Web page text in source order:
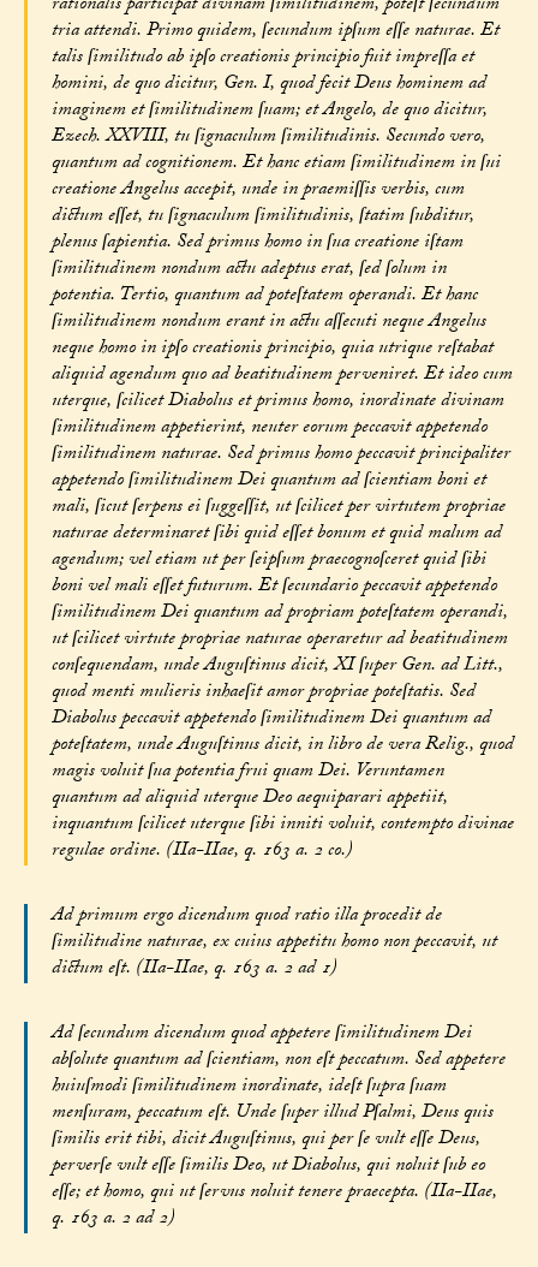
tria attendi. Primo quidem, ſecundum ipſum eſſe naturae. Et
talis ſimilitudo ab ipſo creationis principio fuit impreſſa et
homini, de quo dicitur, Gen. I, quod fecit Deus hominem ad
imaginem et ſimilitudinem ſuam; et Angelo, de quo dicitur,
Ezech. XXVIII, tu ſignaculum ſimilitudinis. Secundo vero,
quantum ad cognitionem. Et hanc etiam ſimilitudinem in ſui
creatione Angelus accepit, unde in praemiſſis verbis, cum
dictum eſſet, tu ſignaculum ſimilitudinis, ſtatim ſubditur,
plenus ſapientia. Sed primus homo in ſua creatione iſtam
ſimilitudinem nondum actu adeptus erat, ſed ſolum in
potentia. Tertio, quantum ad poteſtatem operandi. Et hanc
ſimilitudinem nondum erant in actu aſſecuti neque Angelus
neque homo in ipſo creationis principio, quia utrique reſtabat
aliquid agendum quo ad beatitudinem perveniret. Et ideo cum
uterque, ſcilicet Diabolus et primus homo, inordinate divinam
ſimilitudinem appetierint, neuter eorum peccavit appetendo
ſimilitudinem naturae. Sed primus homo peccavit principaliter
appetendo ſimilitudinem Dei quantum ad ſcientiam boni et
mali, ſicut ſerpens ei ſuggeſſit, ut ſcilicet per virtutem propriae
naturae determinaret ſibi quid eſſet bonum et quid malum ad
agendum; vel etiam ut per ſeipſum praecognoſceret quid ſibi
boni vel mali eſſet futurum. Et ſecundario peccavit appetendo
ſimilitudinem Dei quantum ad propriam poteſtatem operandi,
ut ſcilicet virtute propriae naturae operaretur ad beatitudinem
conſequendam, unde Auguſtinus dicit, XI ſuper Gen. ad Litt.,
quod menti mulieris inhaeſit amor propriae poteſtatis. Sed
Diabolus peccavit appetendo ſimilitudinem Dei quantum ad
poteſtatem, unde Auguſtinus dicit, in libro de vera Relig., quod
magis voluit ſua potentia frui quam Dei. Veruntamen
quantum ad aliquid uterque Deo aequiparari appetiit,
inquantum ſcilicet uterque ſibi inniti voluit, contempto divinae
regulae ordine. (IIa-IIae, q. 163 a. 2 co.)
Ad primum ergo dicendum quod ratio illa procedit de
ſimilitudine naturae, ex cuius appetitu homo non peccavit, ut
dictum eſt. (IIa-IIae, q. 163 a. 2 ad 1)
Ad ſecundum dicendum quod appetere ſimilitudinem Dei
abſolute quantum ad ſcientiam, non eſt peccatum. Sed appetere
huiuſmodi ſimilitudinem inordinate, ideſt ſupra ſuam
menſuram, peccatum eſt. Unde ſuper illud Pſalmi, Deus quis
ſimilis erit tibi, dicit Auguſtinus, qui per ſe vult eſſe Deus,
perverſe vult eſſe ſimilis Deo, ut Diabolus, qui noluit ſub eo
eſſe; et homo, qui ut ſervus noluit tenere praecepta. (IIa-IIae,
q. 163 a. 2 ad 2)